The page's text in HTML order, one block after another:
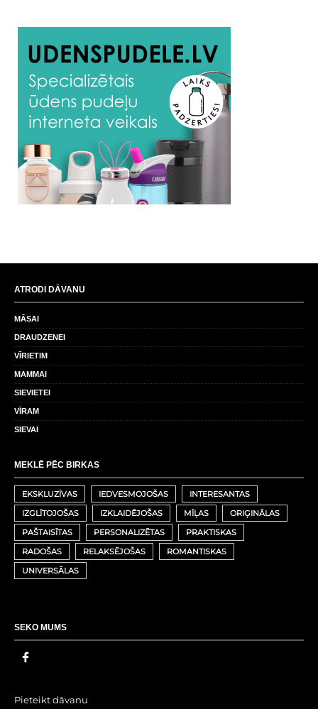
ATRODI DĀVANU
MĀSAI
DRAUDZENEI
VĪRIETIM
MAMMAI
SIEVIETEI
VĪRAM
SIEVAI
MEKLĒ PĒC BIRKAS
EKSKLUZĪVAS IEDVESMOJOŠAS
INTERESANTAS
IZGLĪTOJOŠAS
IZKLAIDĒJOŠAS MĪĻAS
ORIĢINĀLAS
PAŠTAISĪTAS
PERSONALIZĒTAS
PRAKTISKAS
RADOŠAS
RELAKSĒJOŠAS
ROMANTISKAS
UNIVERSĀLAS
SEKO MUMS
Pieteikt dāvanu